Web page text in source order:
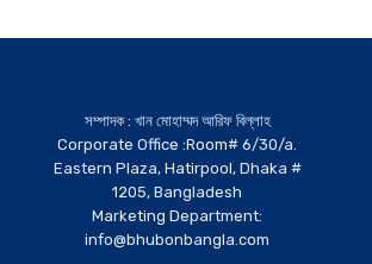
সম্পাদক : খান মোহাম্মদ আরিফ বিল্লাহ
Corporate Office :Room# 6/30/a.
Eastern Plaza, Hatirpool, Dhaka #
1205, Bangladesh
Marketing Department:
info@bhubonbangla.com